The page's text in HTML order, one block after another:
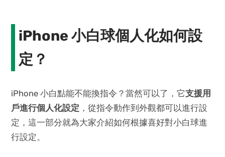
iPhone 小白球個人化如何設
定？
iPhone 小白點能不能換指令？當然可以了，它支援用
戶進行個人化設定 ，從指令動作到外觀都可以進行設
定，這一部分就為大家介紹如何根據喜好對小白球進
行設定。